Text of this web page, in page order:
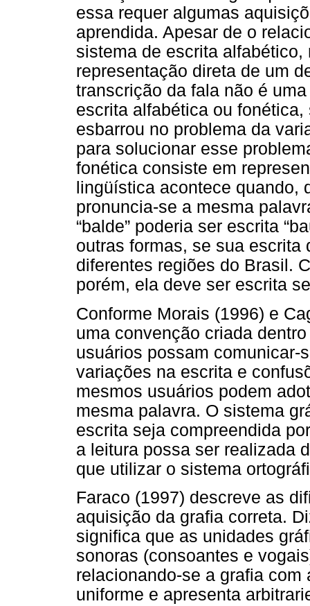
essa requer algumas
aprendida. Apesar de o
sistema de escrita
representação direta de um
transcrição da fala não é
escrita alfabética ou
esbarrou no problema da
para solucionar esse
fonética consiste em
lingüística acontece quando,
pronuncia-se a mesma
“balde” poderia ser escrita
outras formas, se sua escrita
diferentes regiões do Brasil.
porém, ela deve ser escrita
Conforme Morais (1996) e
uma convenção criada
usuários possam comunicar-
variações na escrita e
mesmos usuários podem
mesma palavra. O sistema
escrita seja compreendida
a leitura possa ser realizada
que utilizar o sistema
Faraco (1997) descreve as
aquisição da grafia correta.
significa que as unidades
sonoras (consoantes e
relacionando-se a grafia
uniforme e apresenta